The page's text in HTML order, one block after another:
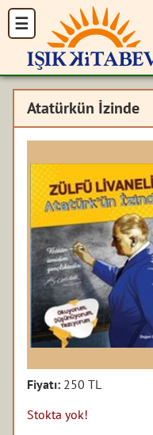
Atatürkün İzinde
Fiyatı: 250 TL
Stokta yok!